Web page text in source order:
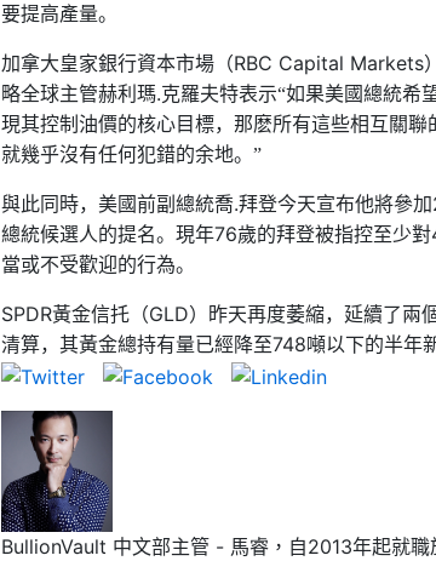
要提高產量。
加拿大皇家銀行資本市場（RBC Capital Markets
略全球主管赫利瑪.克羅夫特表示“如果美國總統希
現其控制油價的核心目標，那麽所有這些相互關聯
就幾乎沒有任何犯錯的余地。”
與此同時，美國前副總統喬.拜登今天宣布他將參加
總統候選人的提名。現年76歲的拜登被指控至少對
當或不受歡迎的行為。
SPDR黃金信托（GLD）昨天再度萎縮，延續了兩
清算，其黃金總持有量已經降至748噸以下的半年
BullionVault 中文部主管 - 馬睿，自2013年起就